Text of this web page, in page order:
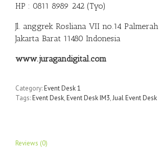
HP : 0811 8989 242 (Tyo)
Jl. anggrek Rosliana VII no.14 Palmerah
Jakarta Barat 11480 Indonesia
www.juragandigital.com
Category:Event Desk 1
Tags:Event Desk,Event Desk IM3,Jual Event Desk
Reviews (0)